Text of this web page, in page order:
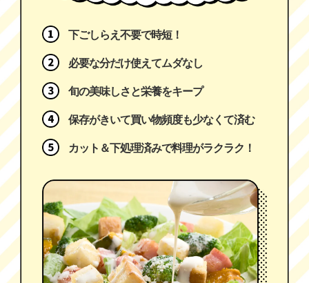
下ごしらえ不要で時短！
必要な分だけ使えてムダなし
旬の美味しさと栄養をキープ
保存がきいて買い物頻度も少なくて済む
カット＆下処理済みで料理がラクラク！